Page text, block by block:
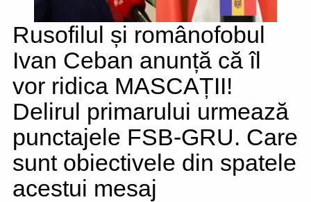
Rusofilul și românofobul
Ivan Ceban anunță că îl
vor ridica MASCAȚII!
Delirul primarului urmează
punctajele FSB-GRU. Care
sunt obiectivele din spatele
acestui mesaj